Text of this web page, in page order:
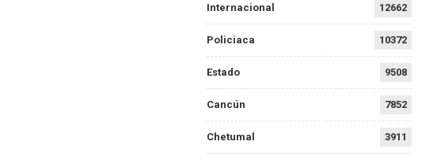
Internacional 12662
Policiaca 10372
Estado 9508
Cancún 7852
Chetumal 3911